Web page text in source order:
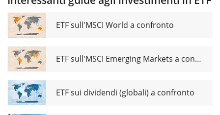
STOXX 50
UCITS
ETF EUR
(Acc)
ETF sull'MSCI World a confronto
ETF sull'MSCI Emerging Markets a confronto
ETF sui dividendi (globali) a confronto